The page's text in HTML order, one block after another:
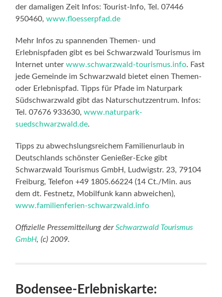
der damaligen Zeit Infos: Tourist-Info, Tel. 07446
950460,www.floesserpfad.de
Mehr Infos zu spannenden Themen- und
Erlebnispfaden gibt es bei Schwarzwald Tourismus im
Internet unterwww.schwarzwald-tourismus.info. Fast
jede Gemeinde im Schwarzwald bietet einen Themen-
oder Erlebnispfad. Tipps für Pfade im Naturpark
Südschwarzwald gibt das Naturschutzzentrum. Infos:
Tel. 07676 933630,www.naturpark-
suedschwarzwald.de.
Tipps zu abwechslungsreichem Familienurlaub in
Deutschlands schönster Genießer-Ecke gibt
Schwarzwald Tourismus GmbH, Ludwigstr. 23, 79104
Freiburg, Telefon +49 1805.66224 (14 Ct./Min. aus
dem dt. Festnetz, Mobilfunk kann abweichen),
www.familienferien-schwarzwald.info
Offizielle Pressemitteilung derSchwarzwald Tourismus
GmbH, (c) 2009.
Bodensee-Erlebniskarte: